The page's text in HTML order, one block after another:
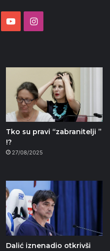
YouTubeInstagram
Tko su pravi “zabranitelji ”
!?
27/08/2025
Dalić iznenadio otkrivši